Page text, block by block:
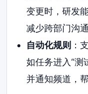
变更时，研发
减少跨部门沟
自动化规则 ：
如任务进入“测
并通知频道，